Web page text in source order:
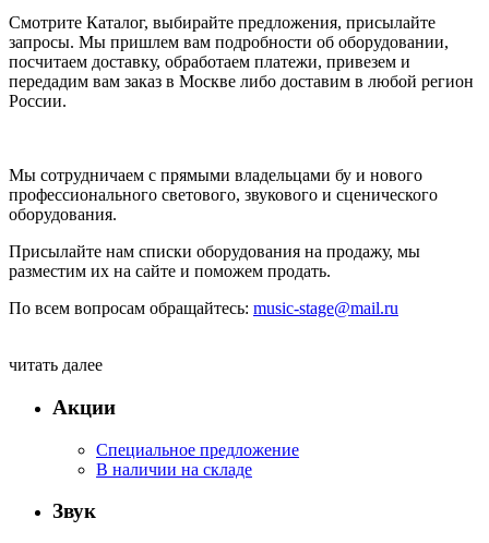
Смотрите Каталог, выбирайте предложения, присылайте
запросы. Мы пришлем вам подробности об оборудовании,
посчитаем доставку, обработаем платежи, привезем и
передадим вам заказ в Москве либо доставим в любой регион
России.
Мы сотрудничаем с прямыми владельцами бу и нового
профессионального светового, звукового и сценического
оборудования.
Присылайте нам списки оборудования на продажу, мы
разместим их на сайте и поможем продать.
По всем вопросам обращайтесь: music-stage@mail.ru
читать далее
Акции
Специальное предложение
В наличии на складе
Звук